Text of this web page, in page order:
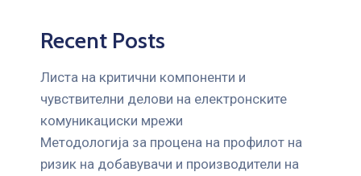
Recent Posts
Листа на критични компоненти и
чувствителни делови на електронските
комуникациски мрежи
Mетодологија за процена на профилот на
ризик на добавувачи и производители на